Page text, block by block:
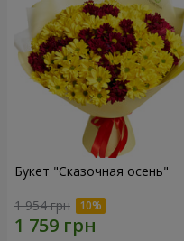
Букет "Сказочная осень"
1 954 грн